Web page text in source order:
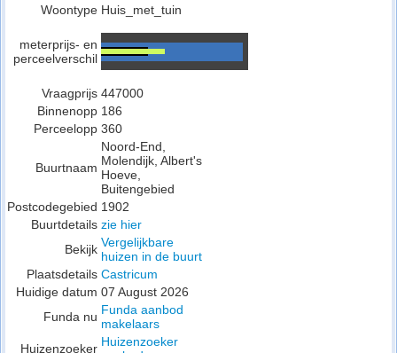
Woontype Huis_met_tuin
meterprijs- en
perceelverschil
Vraagprijs 447000
Binnenopp 186
Perceelopp 360
Buurtnaam
Noord-End,
Molendijk, Albert's
Hoeve,
Buitengebied
Postcodegebied 1902
Buurtdetails zie hier
Bekijk Vergelijkbare
huizen in de buurt
Plaatsdetails Castricum
Huidige datum 07 August 2026
Funda nu Funda aanbod
makelaars
Huizenzoeker Huizenzoeker